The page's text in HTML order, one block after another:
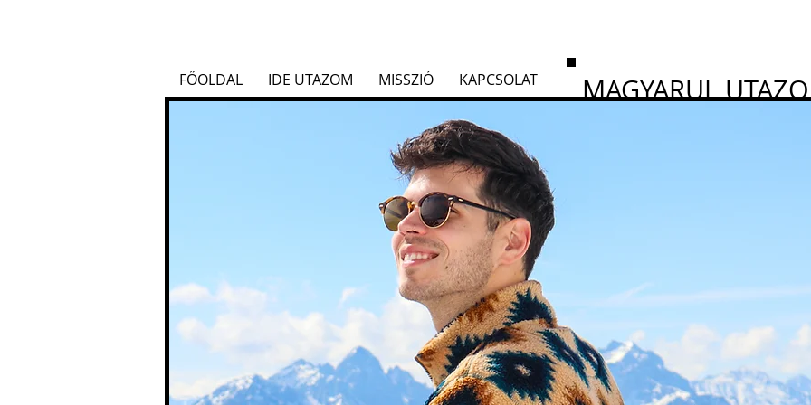
MAGYARUL
FŐOLDAL IDE UTAZOM MISSZIÓ KAPCSOLAT